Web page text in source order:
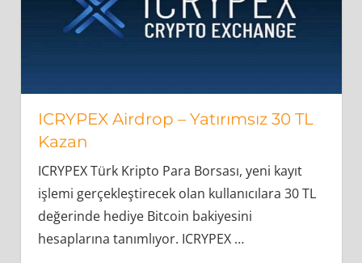
ICRYPEX Airdrop – Yatırımsız 30 TL
Kazan
ICRYPEX Türk Kripto Para Borsası, yeni kayıt
işlemi gerçekleştirecek olan kullanıcılara 30 TL
değerinde hediye Bitcoin bakiyesini
hesaplarına tanımlıyor. ICRYPEX …